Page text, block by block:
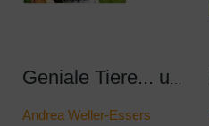
Andrea Weller-Essers